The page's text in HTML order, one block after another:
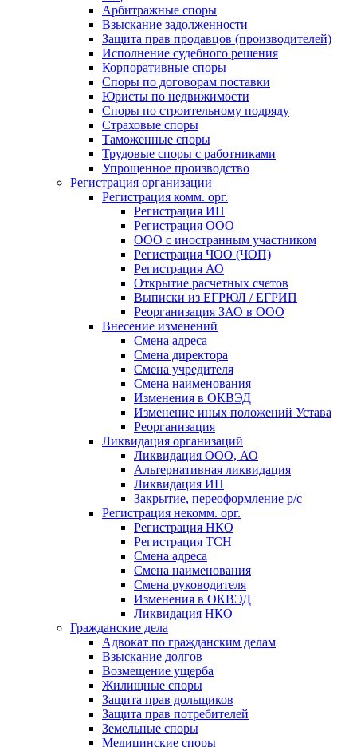
Арбитражные споры
Взыскание задолженности
Защита прав продавцов (производителей)
Исполнение судебного решения
Корпоративные споры
Споры по договорам поставки
Юристы по недвижимости
Споры по строительному подряду
Страховые споры
Таможенные споры
Трудовые споры с работниками
Упрощенное производство
Регистрация организации
Регистрация комм. орг.
Регистрация ИП
Регистрация ООО
ООО с иностранным участником
Регистрация ЧОО (ЧОП)
Регистрация АО
Открытие расчетных счетов
Выписки из ЕГРЮЛ / ЕГРИП
Реорганизация ЗАО в ООО
Внесение изменений
Смена адреса
Смена директора
Cмена учредителя
Смена наименования
Изменения в ОКВЭД
Изменение иных положений Устава
Реорганизация
Ликвидация организаций
Ликвидация ООО, АО
Альтернативная ликвидация
Ликвидация ИП
Закрытие, переоформление р/с
Регистрация некомм. орг.
Регистрация НКО
Регистрация ТСН
Смена адреса
Смена наименования
Смена руководителя
Изменения в ОКВЭД
Ликвидация НКО
Гражданские дела
Адвокат по гражданским делам
Взыскание долгов
Возмещение ущерба
Жилищные споры
Защита прав дольщиков
Защита прав потребителей
Земельные споры
Медицинские споры